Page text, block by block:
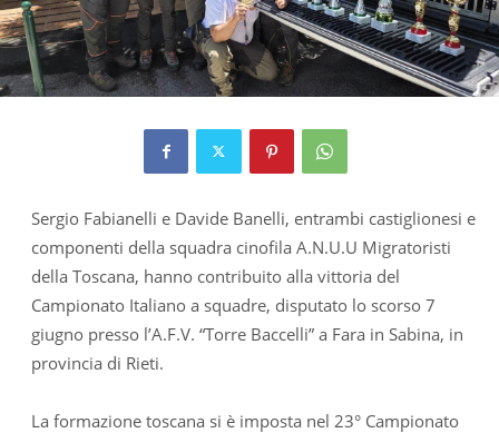
Sergio Fabianelli e Davide Banelli, entrambi castiglionesi e
componenti della squadra cinofila A.N.U.U Migratoristi
della Toscana, hanno contribuito alla vittoria del
Campionato Italiano a squadre, disputato lo scorso 7
giugno presso l’A.F.V. “Torre Baccelli” a Fara in Sabina, in
provincia di Rieti.
La formazione toscana si è imposta nel 23° Campionato